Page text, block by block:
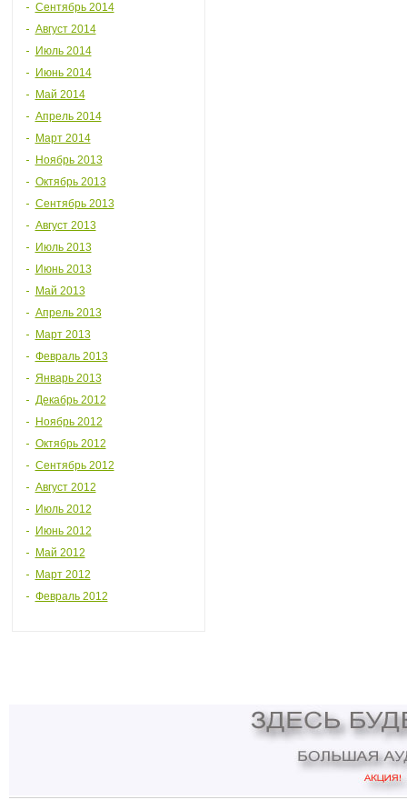
Сентябрь 2014
Август 2014
Июль 2014
Июнь 2014
Май 2014
Апрель 2014
Март 2014
Ноябрь 2013
Октябрь 2013
Сентябрь 2013
Август 2013
Июль 2013
Июнь 2013
Май 2013
Апрель 2013
Март 2013
Февраль 2013
Январь 2013
Декабрь 2012
Ноябрь 2012
Октябрь 2012
Сентябрь 2012
Август 2012
Июль 2012
Июнь 2012
Май 2012
Март 2012
Февраль 2012